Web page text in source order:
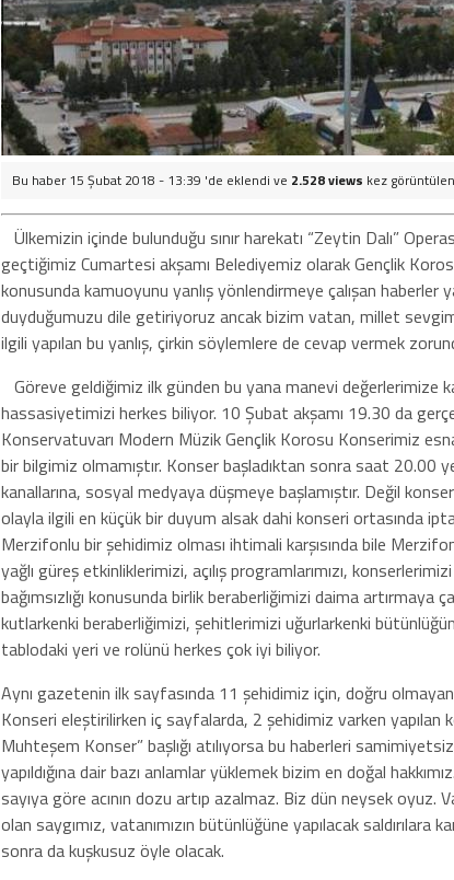
Bu haber 15 Şubat 2018 - 13:39 'de eklendi ve 2.528 views kez
Ülkemizin içinde bulunduğu sınır harekatı “Zeytin Dalı”
geçtiğimiz Cumartesi akşamı Belediyemiz olarak Gençlik
konusunda kamuoyunu yanlış yönlendirmeye çalışan haberler
duyduğumuzu dile getiriyoruz ancak bizim vatan, millet sevgi
ilgili yapılan bu yanlış, çirkin söylemlere de cevap vermek
Göreve geldiğimiz ilk günden bu yana manevi değerlerimize
hassasiyetimizi herkes biliyor. 10 Şubat akşamı 19.30 da
Konservatuvarı Modern Müzik Gençlik Korosu Konserimiz
bir bilgimiz olmamıştır. Konser başladıktan sonra saat 20.00
kanallarına, sosyal medyaya düşmeye başlamıştır. Değil
olayla ilgili en küçük bir duyum alsak dahi konseri ortasında
Merzifonlu bir şehidimiz olması ihtimali karşısında bile
yağlı güreş etkinliklerimizi, açılış programlarımızı,
bağımsızlığı konusunda birlik beraberliğimizi daima artırmaya
kutlarkenki beraberliğimizi, şehitlerimizi uğurlarkenki
tablodaki yeri ve rolünü herkes çok iyi biliyor.
Aynı gazetenin ilk sayfasında 11 şehidimiz için, doğru
Konseri eleştirilirken iç sayfalarda, 2 şehidimiz varken yapılan
Muhteşem Konser” başlığı atılıyorsa bu haberleri
yapıldığına dair bazı anlamlar yüklemek bizim en doğal
sayıya göre acının dozu artıp azalmaz. Biz dün neysek
olan saygımız, vatanımızın bütünlüğüne yapılacak saldırılara
sonra da kuşkusuz öyle olacak.